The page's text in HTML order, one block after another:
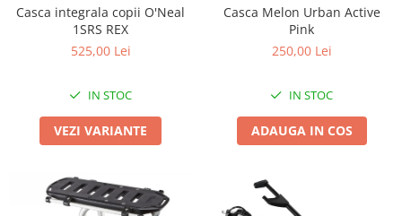
Casca integrala copii O'Neal
1SRS REX
525,00 Lei
IN STOC
VEZI VARIANTE
Casca Melon Urban Active
Pink
250,00 Lei
IN STOC
ADAUGA IN COS